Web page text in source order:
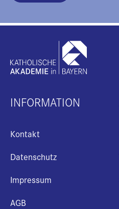
INFORMATION
Kontakt
Datenschutz
Impressum
AGB